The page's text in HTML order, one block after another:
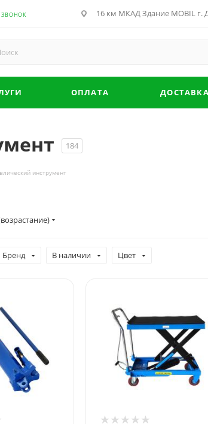
ЗВОНОК 16 км МКАД Здание MOBIL г.
ОПЛАТА ДОСТАВКА
184
инструмент
Бренд В наличии Цвет